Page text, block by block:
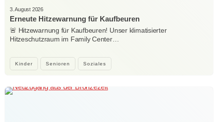
Kinder Senioren Soziales
3. August 2026
Erneute Hitzewarnung für Kaufbeuren
🚨 Hitzewarnung für Kaufbeuren! Unser klimatisierter
Hitzeschutzraum im Family Center…